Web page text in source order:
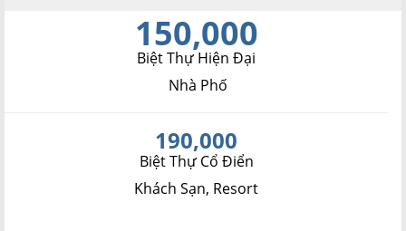
150,000
Biệt Thự Hiện Đại
Nhà Phố
190,000
Biệt Thự Cổ Điển
Khách Sạn, Resort